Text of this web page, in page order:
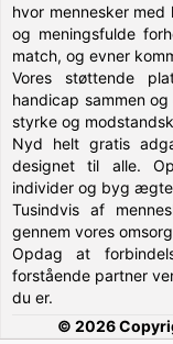
hvor mennesker
og meningsfulde
match, og evner
Vores støttende
handicap sammen
styrke og
Nyd helt gratis
designet til alle.
individer og byg
Tusindvis af
gennem vores
Opdag at
forstående partner
du er.
© 2026